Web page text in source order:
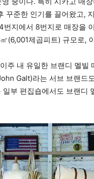
꾸준한 인기를 끌어왔고,
번지에서 8번지로 매장을
(6,001제곱피트) 규모로,
주 내 유일한 브랜디 멜빌
Galt)라는 서브 브랜드
일부 편집숍에서도 브랜디